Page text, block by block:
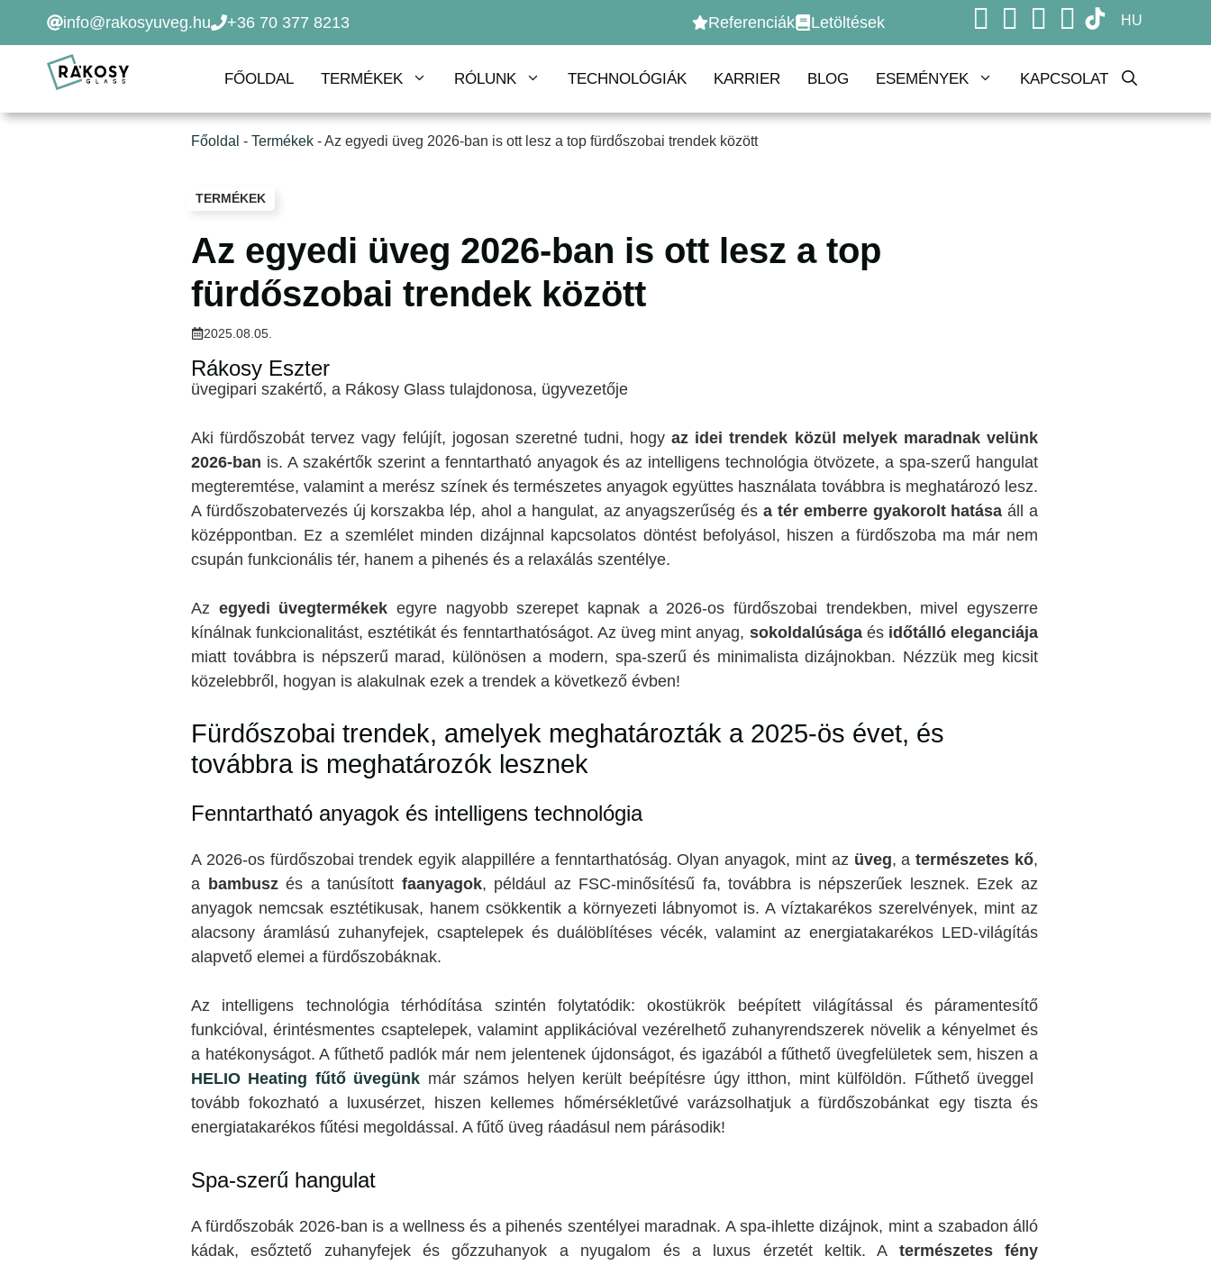
Kilépés
tartalomba
info@rakosyuveg.hu +36 70 377 8213 Referenciák Letöltések HU
FŐOLDAL TERMÉKEK RÓLUNK TECHNOLÓGIÁK KARRIER BLOG ESEMÉNYEK KAPCSOLAT
Főoldal - Termékek -Az egyedi üveg 2026-ban is ott lesz a top fürdőszobai trendek között
TERMÉKEK
Az egyedi üveg 2026-ban is ott lesz a top
fürdőszobai trendek között
2025.08.05.
Rákosy Eszter
üvegipari szakértő, a Rákosy Glass tulajdonosa, ügyvezetője
Aki fürdőszobát tervez vagy felújít, jogosan szeretné tudni, hogyaz idei trendek közül melyek maradnak velünk
2026-ban is. A szakértők szerint a fenntartható anyagok és az intelligens technológia ötvözete, a spa-szerű hangulat
megteremtése, valamint a merész színek és természetes anyagok együttes használata továbbra is meghatározó lesz.
A fürdőszobatervezés új korszakba lép, ahol a hangulat, az anyagszerűség ésa tér emberre gyakorolt hatása áll a
középpontban. Ez a szemlélet minden dizájnnal kapcsolatos döntést befolyásol, hiszen a fürdőszoba ma már nem
csupán funkcionális tér, hanem a pihenés és a relaxálás szentélye.
Az egyedi üvegtermékek egyre nagyobb szerepet kapnak a 2026-os fürdőszobai trendekben, mivel egyszerre
kínálnak funkcionalitást, esztétikát és fenntarthatóságot. Az üveg mint anyag, sokoldalúságaés időtálló eleganciája
miatt továbbra is népszerű marad, különösen a modern, spa-szerű és minimalista dizájnokban. Nézzük meg kicsit
közelebbről, hogyan is alakulnak ezek a trendek a következő évben!
Fürdőszobai trendek, amelyek meghatározták a 2025-ös évet, és
továbbra is meghatározók lesznek
Fenntartható anyagok és intelligens technológia
A 2026-os fürdőszobai trendek egyik alappillére a fenntarthatóság. Olyan anyagok, mint az üveg, atermészetes kő,
a bambuszés a tanúsított faanyagok, például az FSC-minősítésű fa, továbbra is népszerűek lesznek. Ezek az
anyagok nemcsak esztétikusak, hanem csökkentik a környezeti lábnyomot is. A víztakarékos szerelvények, mint az
alacsony áramlású zuhanyfejek, csaptelepek és duálöblítéses vécék, valamint az energiatakarékos LED-világítás
alapvető elemei a fürdőszobáknak.
Az intelligens technológia térhódítása szintén folytatódik: okostükrök beépített világítással és páramentesítő
funkcióval, érintésmentes csaptelepek, valamint applikációval vezérelhető zuhanyrendszerek növelik a kényelmet és
a hatékonyságot. A fűthető padlók már nem jelentenek újdonságot, és igazából a fűthető üvegfelületek sem, hiszen a
HELIO Heating fűtő üvegünk már számos helyen került beépítésre úgy itthon, mint külföldön. Fűthető üveggel
tovább fokozható a luxusérzet, hiszen kellemes hőmérsékletűvé varázsolhatjuk a fürdőszobánkat egy tiszta és
energiatakarékos fűtési megoldással. A fűtő üveg ráadásul nem párásodik!
Spa-szerű hangulat
A fürdőszobák 2026-ban is a wellness és a pihenés szentélyei maradnak. A spa-ihlette dizájnok, mint a szabadon álló
kádak, esőztető zuhanyfejek és gőzzuhanyok a nyugalom és a luxus érzetét keltik. A természetes fény